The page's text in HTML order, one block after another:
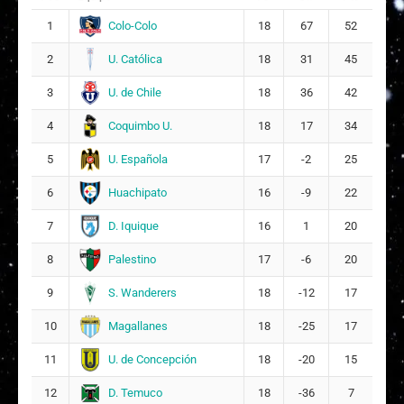
22 P Paskale Belén Pincheira Montecino
1 Colo-Colo 18 67 52
2 U. Católica 18 31 45
3 U. de Chile 18 36 42
4 Coquimbo U. 18 17 34
5 U. Española 17 -2 25
6 Huachipato 16 -9 22
7 D. Iquique 16 1 20
8 Palestino 17 -6 20
9 S. Wanderers 18 -12 17
10 Magallanes 18 -25 17
11 U. de Concepción 18 -20 15
12 D. Temuco 18 -36 7